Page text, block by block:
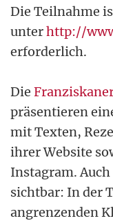
Die Teilnahme
unterhttp://
erforderlich.
Die
präsentieren
mit Texten,
ihrer Website
Instagram.
sichtbar: In der
angrenzenden